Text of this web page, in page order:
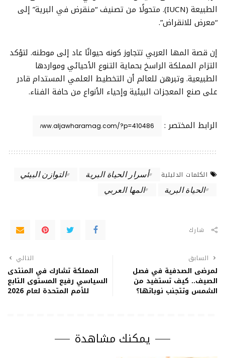
الطبيعة (IUCN). متحولًا من تصنيف “منقرض في البرية” إلى
“معرض للانقراض”.
إن قصة المها العربي تتجاوز كونه حيوانًا عاد إلى موطنه. لتؤكد
التزام المملكة الراسخ بحماية التنوع الأحيائي ومواردها
الطبيعية. وتبرهن للعالم أن التخطيط العلمي المستدام قادر
على صنع المعجزات البيئية وإحياء الأنواع من حافة الفناء.
الرابط المختصر :
الكلمات الدليلية أسرار الحياة البرية
التوازن البيئي
الحياة البرية
المها العربي
شارك
السابق
لمرضى الصدفية في فصل
الصيف.. كيف تستفيد من
الشمس وتتجنب نوباتها؟
التالي
المملكة تشارك في المنتدى
السياسي رفيع المستوى التابع
للأمم المتحدة لعام 2026
يمكنك مشاهدة